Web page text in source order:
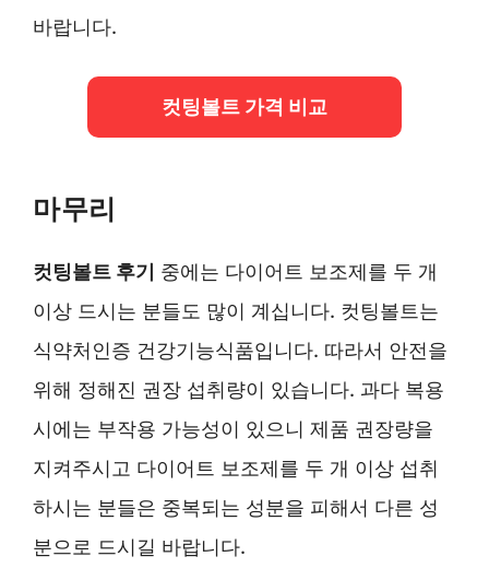
바랍니다.
컷팅볼트 가격 비교
마무리
컷팅볼트 후기
중에는 다이어트 보조제를 두 개
이상 드시는 분들도 많이 계십니다. 컷팅볼트는
식약처인증 건강기능식품입니다. 따라서 안전을
위해 정해진 권장 섭취량이 있습니다. 과다 복용
시에는 부작용 가능성이 있으니 제품 권장량을
지켜주시고 다이어트 보조제를 두 개 이상 섭취
하시는 분들은 중복되는 성분을 피해서 다른 성
분으로 드시길 바랍니다.